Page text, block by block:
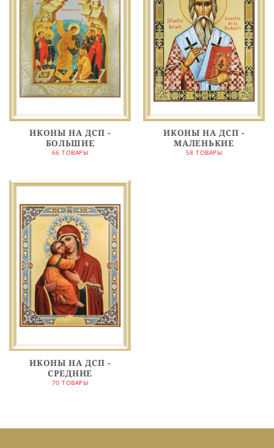
ИКОНЫ НА ДСП -
БОЛЬШИЕ
66 ТОВАРЫ
ИКОНЫ НА ДСП -
МАЛЕНЬКИЕ
58 ТОВАРЫ
ИКОНЫ НА ДСП -
СРЕДНИЕ
70 ТОВАРЫ